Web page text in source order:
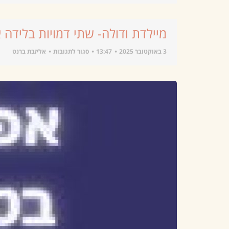
מיילדת ודולה- שתי דמויות
3 באוקטובר 2025 13:47 סגור לתגובות אליזבת ברנט